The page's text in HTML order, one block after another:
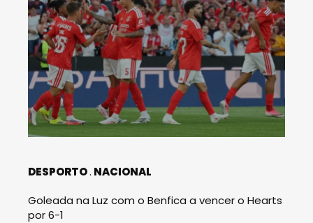
DESPORTO NACIONAL
Goleada na Luz com o Benfica a vencer o Hearts
por 6-1